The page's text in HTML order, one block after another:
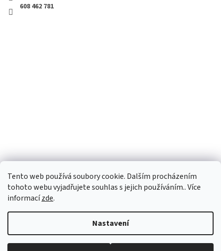
Tento web používá soubory cookie. Dalším procházením
tohoto webu vyjadřujete souhlas s jejich používáním.. Více
informacízde.
Nastavení
608 462 781
Copyright 2026vypocetnitechnika.eu. Všechna práva vyhrazena.